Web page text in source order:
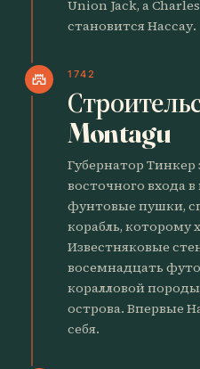
Union Jack, а
становится Нассау.
castle 1742
Montagu
Губернатор
восточного входа в
фунтовые пушки,
корабль, которому
Известняковые
восемнадцать
коралловой
острова. Впервые
себя.